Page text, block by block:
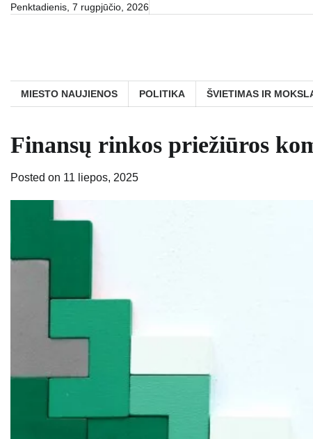
SkipPenktadienis, 7 rugpjūčio, 2026
MIESTO NAUJIENOS POLITIKA ŠVIETIMAS IR
Finansų rinkos priežiūros
Posted on 11 liepos, 2025